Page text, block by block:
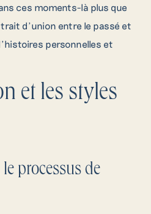
ces moments-là plus que
d’union entre le passé et
personnelles et
et les styles
processus de